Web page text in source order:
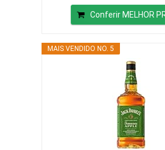
Conferir MELHOR
MAIS VENDIDO NO. 5